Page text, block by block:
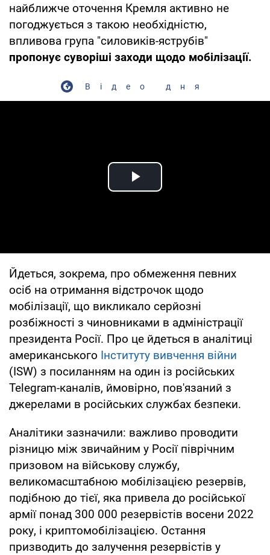
найближче оточення Кремля активно не
погоджується з такою необхідністю,
впливова група "силовиків-яструбів"
пропонує суворіші заходи щодо мобілізації.
Відео дня
Play Video
Йдеться, зокрема, про обмеження певних
осіб на отримання відстрочок щодо
мобілізації, що викликало серйозні
розбіжності з чиновниками в адміністрації
президента Росії. Про це йдеться в аналітиці
американського Інституту вивчення війни
(ISW) з посиланням на один із російських
Telegram-каналів, ймовірно, пов'язаний з
джерелами в російських службах безпеки.
Аналітики зазначили: важливо проводити
різницю між звичайним у Росії піврічним
призовом на військову службу,
великомасштабною мобілізацією резервів,
подібною до тієї, яка привела до російської
армії понад 300 000 резервістів восени 2022
року, і криптомобілізацією. Остання
призводить до залучення резервістів у